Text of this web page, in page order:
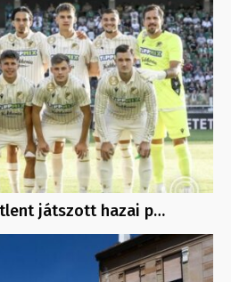
játszott hazai p…